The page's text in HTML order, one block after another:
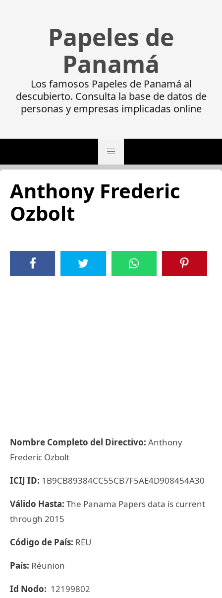
Papeles de
Panamá
Los famosos Papeles de Panamá al
descubierto. Consulta la base de datos de
personas y empresas implicadas online
Anthony Frederic
Ozbolt
Nombre Completo del Directivo: Anthony
Frederic Ozbolt
ICIJ ID: 1B9CB89384CC55CB7F5AE4D908454A30
Válido Hasta: The Panama Papers data is current
through 2015
Código de País: REU
País: Réunion
Id Nodo: 12199802